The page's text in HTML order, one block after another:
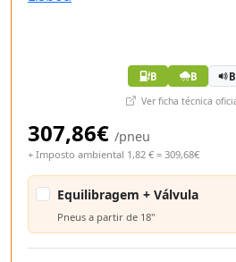
B B
Ver ficha técnica
307,86€ /pneu
+ Imposto ambiental 1,82 € = 309,68€
Equilibragem + Válvula
Pneus a partir de 18"